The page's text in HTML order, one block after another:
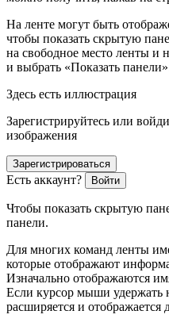
На ленте могут быть
чтобы показать скрытую
на свободное место ленты
и выбрать «Показать
Здесь есть иллюстрация
Зарегистрируйтесь или
изображения
Зарегистрироваться
Есть аккаунт? Войти
Чтобы показать скрытую
панели.
Для многих команд ленты
которые отображают
Изначально отображаются
Если курсор мыши удержать
расширяется и